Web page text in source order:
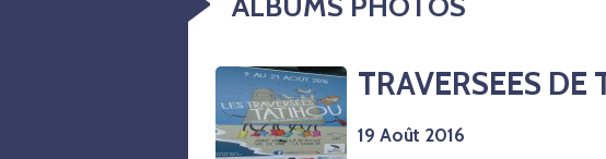
TRAVERSEES
19 Août 2016